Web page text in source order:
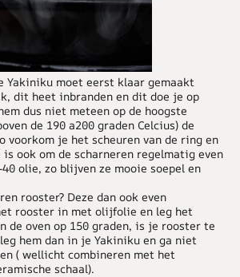
Yakiniku moet eerst klaar gemaakt
dit heet inbranden en dit doe je op
dus niet meteen op de hoogste
de 190 a200 graden Celcius) de
voorkom je het scheuren van de ring en
ook om de scharneren regelmatig even
olie, zo blijven ze mooie soepel en
rooster? Deze dan ook even
rooster in met olijfolie en leg het
de oven op 150 graden, is je rooster te
hem dan in je Yakiniku en ga niet
( wellicht combineren met het
schaal).